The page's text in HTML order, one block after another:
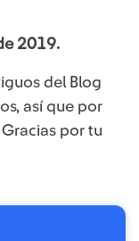
2019.
del Blog
así que por
por tu